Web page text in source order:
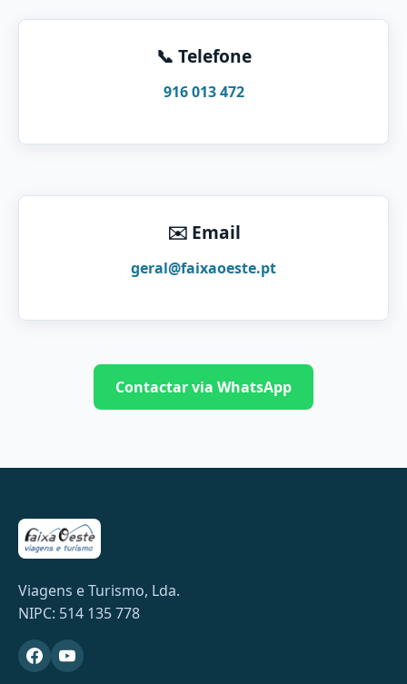
📞 Telefone
916 013 472
✉️ Email
geral@faixaoeste.pt
Contactar via WhatsApp
Viagens e Turismo, Lda.
NIPC: 514 135 778